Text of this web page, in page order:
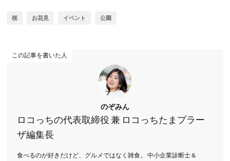
桜 お花見 イベント 公園
この記事を書いた人
のぞみん
ロコっちの代表取締役 兼 ロコっちたまプラー
ザ編集長
食べるのが好きだけど、グルメではなく雑食。 中小企業診断士＆